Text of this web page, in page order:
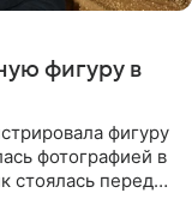
фигуру в
фигуру
фотографией в
стоялась перед